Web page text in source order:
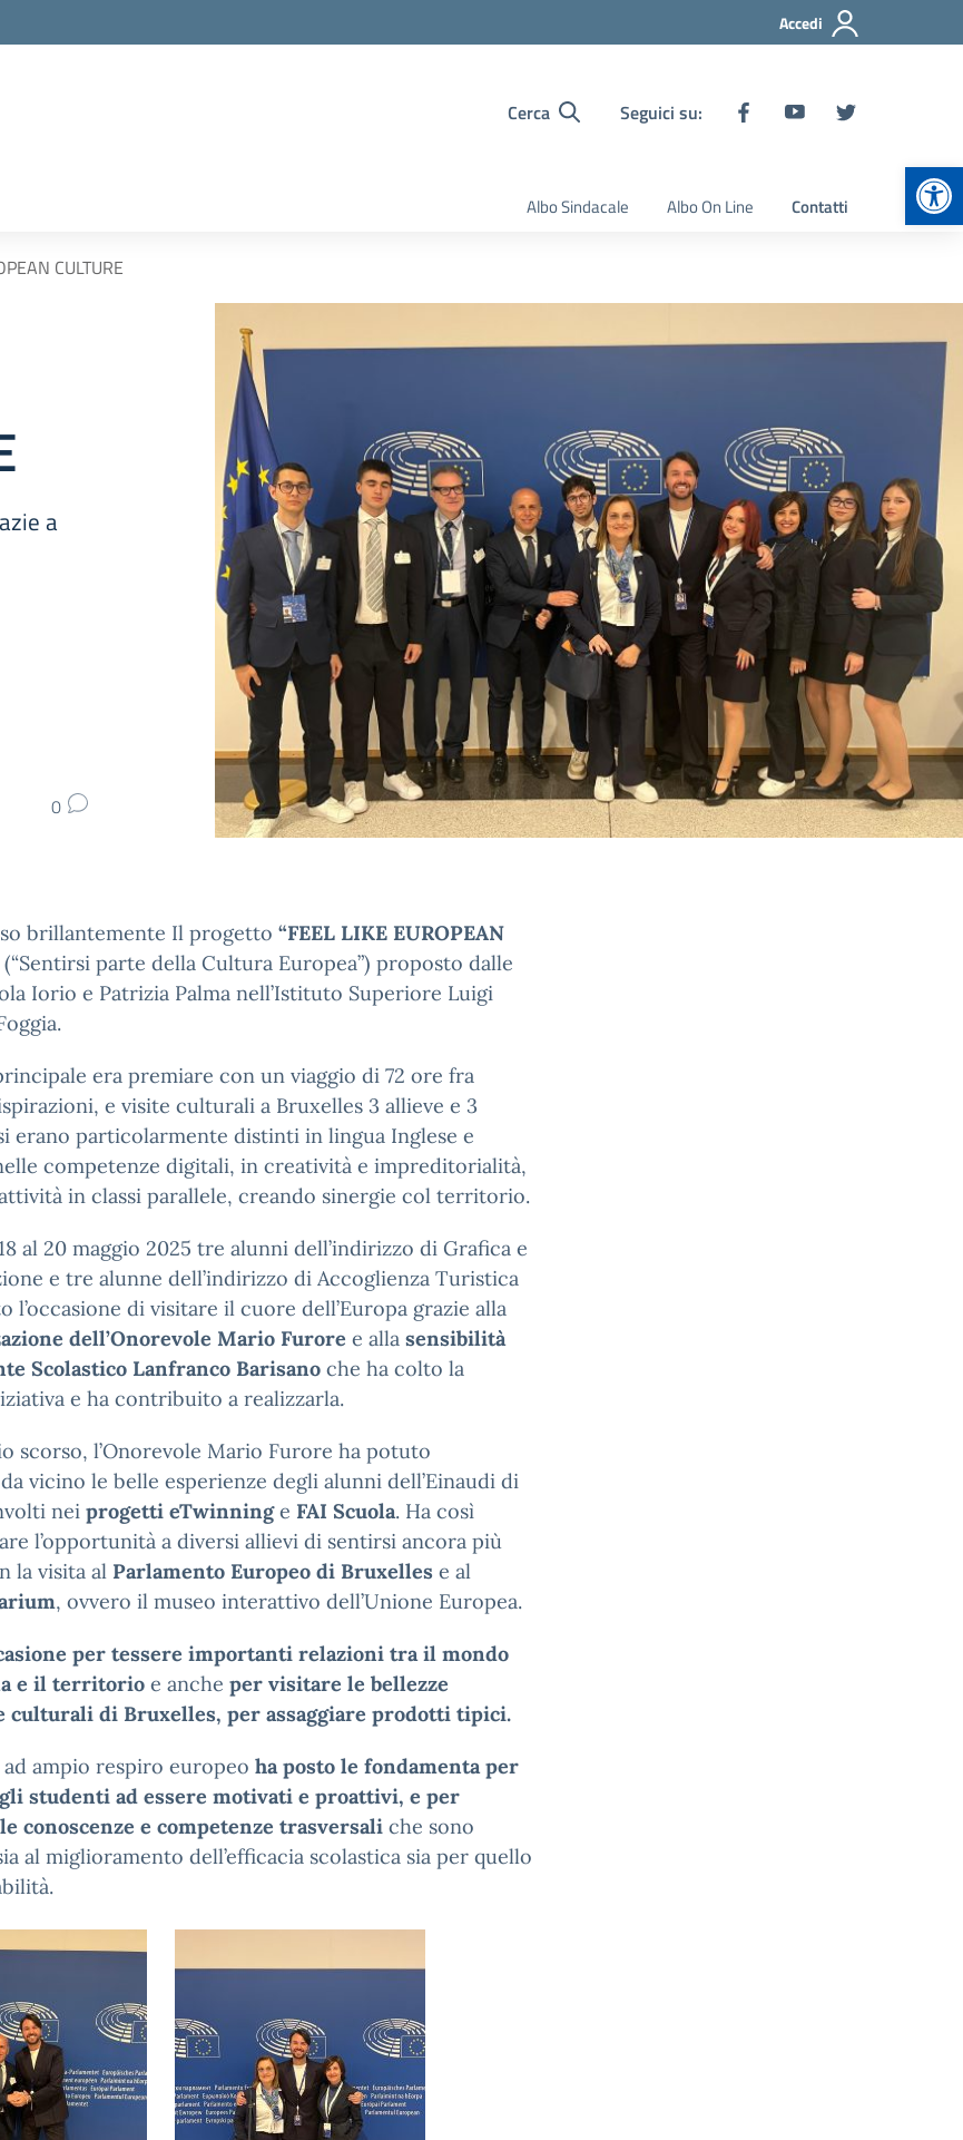
Accedi
Cerca Seguici su:
Albo Sindacale Albo On Line Contatti
CULTURE
a
0
brillantemente Il progetto “FEEL LIKE EUROPEAN
(“Sentirsi parte della Cultura Europea”) proposto dalle
Iorio e Patrizia Palma nell’Istituto Superiore Luigi
era premiare con un viaggio di 72 ore fra
e visite culturali a Bruxelles 3 allieve e 3
erano particolarmente distinti in lingua Inglese e
competenze digitali, in creatività e impreditorialità,
in classi parallele, creando sinergie col territorio.
al 20 maggio 2025 tre alunni dell’indirizzo di Grafica e
e tre alunne dell’indirizzo di Accoglienza Turistica
l’occasione di visitare il cuore dell’Europa grazie alla
dell’Onorevole Mario Furore e alla sensibilità
Scolastico Lanfranco Barisano che ha colto la
e ha contribuito a realizzarla.
scorso, l’Onorevole Mario Furore ha potuto
vicino le belle esperienze degli alunni dell’Einaudi di
nei progetti eTwinninge FAI Scuola. Ha così
l’opportunità a diversi allievi di sentirsi ancora più
la visita al Parlamento Europeo di Bruxelles e al
, ovvero il museo interattivo dell’Unione Europea.
per tessere importanti relazioni tra il mondo
e il territorio e anche per visitare le bellezze
culturali di Bruxelles, per assaggiare prodotti tipici.
ad ampio respiro europeo ha posto le fondamenta per
studenti ad essere motivati e proattivi, e per
conoscenze e competenze trasversali che sono
al miglioramento dell’efficacia scolastica sia per quello